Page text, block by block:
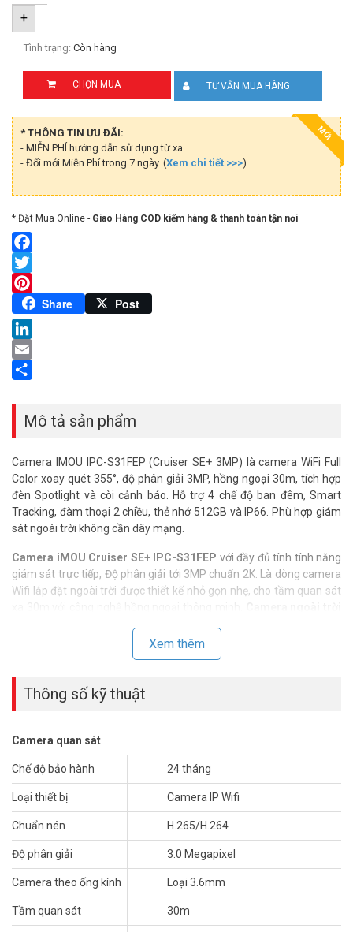
+
Tình trạng: Còn hàng
CHỌN MUA TƯ VẤN MUA HÀNG
MỚI
* THÔNG TIN ƯU ĐÃI:
- MIỄN PHÍ hướng dẫn sử dụng từ xa.
- Đổi mới Miễn Phí trong 7 ngày. (Xem chi tiết >>>)
* Đặt Mua Online - Giao Hàng COD kiểm hàng & thanh toán tận nơi
Facebook
Twitter
Pinterest
Share Post
LinkedIn
Email
Mô tả sản phẩm
Camera IMOU IPC-S31FEP (Cruiser SE+ 3MP) là camera WiFi Full
Color xoay quét 355°, độ phân giải 3MP, hồng ngoại 30m, tích hợp
đèn Spotlight và còi cảnh báo. Hỗ trợ 4 chế độ ban đêm, Smart
Tracking, đàm thoại 2 chiều, thẻ nhớ 512GB và IP66. Phù hợp giám
sát ngoài trời không cần dây mạng.
Camera iMOU Cruiser SE+ IPC-S31FEP với đầy đủ tính tính năng
giám sát trực tiếp, Độ phân giải tới 3MP chuẩn 2K. Là dòng camera
Wifi lắp đặt ngoài trời được thiết kế nhỏ gọn nhẹ, cho tầm quan sát
video chất lượng cao trong khi chiếm ít băng thông hơn và mức sử
Cung cấp khả năng giám sát trực tiếp với lựa chọn ống kính
3,6mm/ 6mm. Với độ phân giải 3MP và quay quét 0 ~ 355° ngang
Xem thêm
Thông số kỹ thuật
Camera quan sát
Chế độ bảo hành 24 tháng
Loại thiết bị Camera IP Wifi
Chuẩn nén H.265/H.264
Độ phân giải 3.0 Megapixel
Camera theo ống kính Loại 3.6mm
Tầm quan sát 30m